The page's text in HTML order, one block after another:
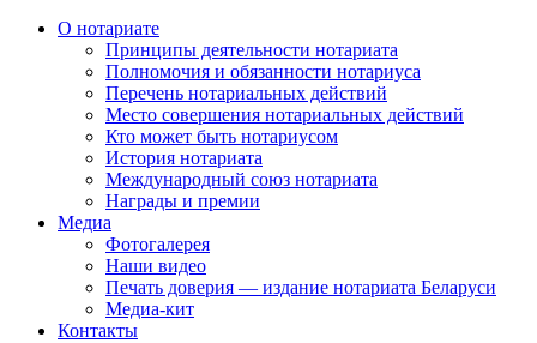
О нотариате
Принципы деятельности нотариата
Полномочия и обязанности нотариуса
Перечень нотариальных действий
Место совершения нотариальных действий
Кто может быть нотариусом
История нотариата
Международный союз нотариата
Награды и премии
Медиа
Фотогалерея
Наши видео
Печать доверия — издание нотариата Беларуси
Медиа-кит
Контакты